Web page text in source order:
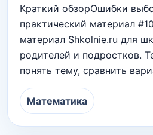
Краткий обзорОшибки
практический материал
материал Shkolnie.ru для
родителей и подростков.
понять тему, сравнить
Математика